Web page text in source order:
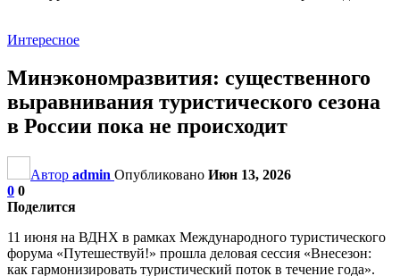
Интересное
Минэкономразвития: существенного
выравнивания туристического сезона
в России пока не происходит
Автор admin Опубликовано Июн 13, 2026
0 0
Поделится
11 июня на ВДНХ в рамках Международного туристического
форума «Путешествуй!» прошла деловая сессия «Внесезон:
как гармонизировать туристический поток в течение года».